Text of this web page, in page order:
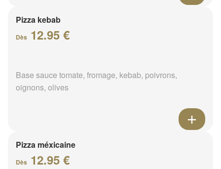
Pizza kebab
Dès 12.95 €
Base sauce tomate, fromage, kebab, poivrons,
oignons, olives
Pizza méxicaine
Dès 12.95 €